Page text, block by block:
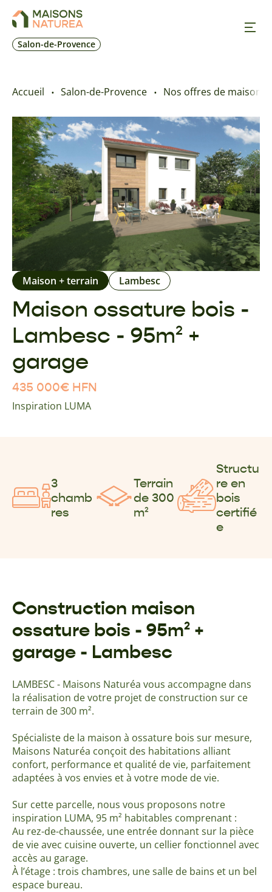
Salon-de-Provence
Nos offres
Prendre RDV
+33 4 42 55 70 10
Accueil Salon-de-Provence Nos offres de maison
Maison ossature bois -
Lambesc - 95m² +
garage
Maison + terrain Lambesc
435 000€ HFN
Inspiration LUMA
3
chamb
res
Terrain
de 300
m²
Structu
re en
bois
certifié
e
Construction maison
ossature bois - 95m² +
garage - Lambesc
LAMBESC - Maisons Naturéa vous accompagne dans
la réalisation de votre projet de construction sur ce
terrain de 300 m².
Spécialiste de la maison à ossature bois sur mesure,
Maisons Naturéa conçoit des habitations alliant
confort, performance et qualité de vie, parfaitement
adaptées à vos envies et à votre mode de vie.
Sur cette parcelle, nous vous proposons notre
inspiration LUMA, 95 m² habitables comprenant :
Au rez-de-chaussée, une entrée donnant sur la pièce
de vie avec cuisine ouverte, un cellier fonctionnel avec
accès au garage.
À l’étage : trois chambres, une salle de bains et un bel
espace bureau.